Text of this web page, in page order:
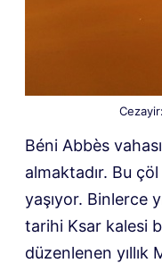
Béni Abbès
almaktadır. Bu
yaşıyor. Binlerce
tarihi Ksar kalesi
düzenlenen yıllık